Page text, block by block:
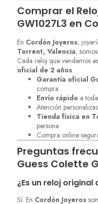
Comprar el
GW1027L3 en
En Cordón Joyeros,
Torrent, Valencia,
Cada reloj que vendemos
oficial de 2 años.
Garantía oficial
compra
Envío rápido a
Atención
Tienda física en
persona
Compra online
Preguntas
Guess Colette
¿Es un reloj original
Sí. En Cordón Joyeros